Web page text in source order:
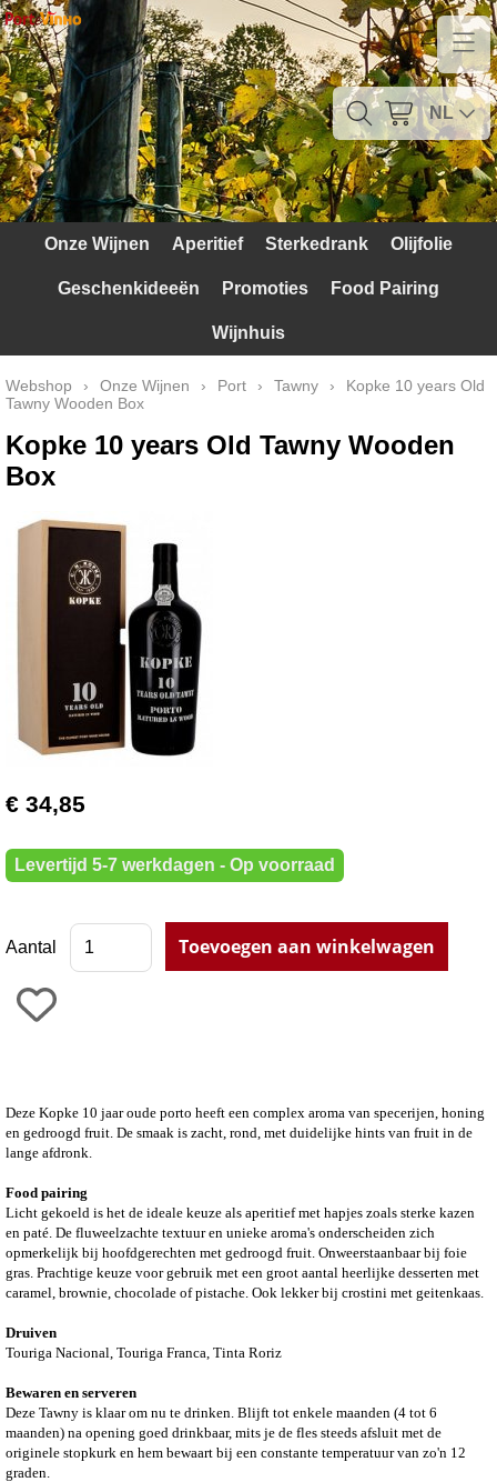
Home
Contact
Mijn account
Verzendkosten
Rode Druiven
NL
Onze Wijnen Aperitief Sterkedrank Olijfolie
Geschenkideeën Promoties Food Pairing
Wijnhuis
Webshop › Onze Wijnen › Port › Tawny ›
Kopke 10 years Old
Tawny Wooden Box
Kopke 10 years Old Tawny Wooden
Box
€ 34,85
Levertijd 5-7 werkdagen - Op voorraad
Aantal
Deze Kopke 10 jaar oude porto heeft een complex aroma van specerijen, honing
en gedroogd fruit. De smaak is zacht, rond, met duidelijke hints van fruit in de
lange afdronk.
Food pairing
Licht gekoeld is het de ideale keuze als aperitief met hapjes zoals sterke kazen
en paté. De fluweelzachte textuur en unieke aroma's onderscheiden zich
opmerkelijk bij hoofdgerechten met gedroogd fruit. Onweerstaanbaar bij foie
gras. Prachtige keuze voor gebruik met een groot aantal heerlijke desserten met
caramel, brownie, chocolade of pistache. Ook lekker bij crostini met geitenkaas.
Druiven
Touriga Nacional, Touriga Franca, Tinta Roriz
Bewaren en serveren
Deze Tawny is klaar om nu te drinken. Blijft tot enkele maanden (4 tot 6
maanden) na opening goed drinkbaar, mits je de fles steeds afsluit met de
originele stopkurk en hem bewaart bij een constante temperatuur van zo'n 12
graden.